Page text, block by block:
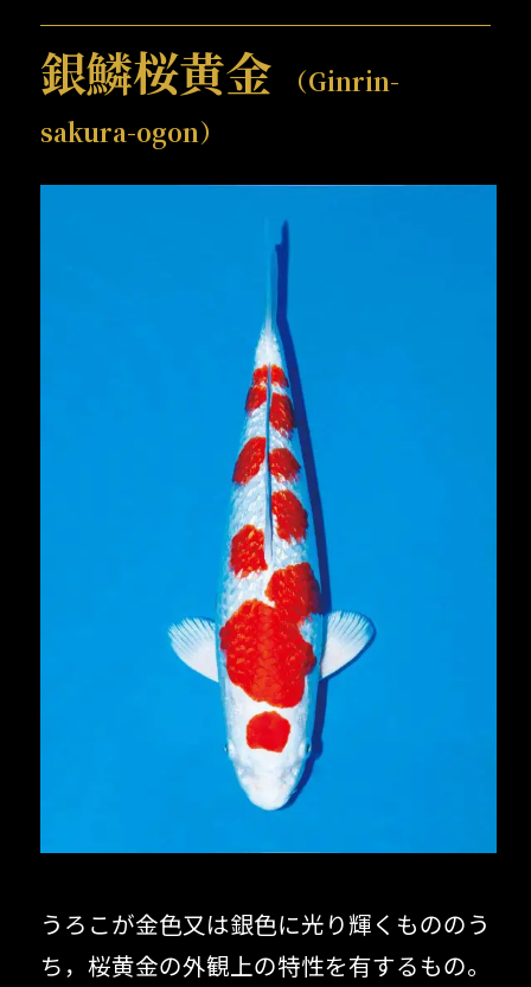
銀鱗桜黄金
（Ginrin-
sakura-ogon）
うろこが金色又は銀色に光り輝くもののう
ち，桜黄金の外観上の特性を有するもの。